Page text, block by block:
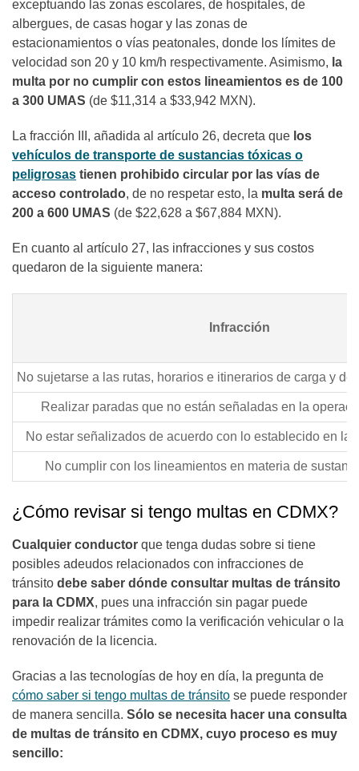
exceptuando las zonas escolares, de hospitales, de
albergues, de casas hogar y las zonas de
estacionamientos o vías peatonales, donde los límites de
velocidad son 20 y 10 km/h respectivamente. Asimismo, la
multa por no cumplir con estos lineamientos es de 100
a 300 UMAS (de $11,314 a $33,942 MXN).
La fracción III, añadida al artículo 26, decreta que los
vehículos de transporte de sustancias tóxicas o
peligrosas tienen prohibido circular por las vías de
acceso controlado, de no respetar esto, la multa será de
200 a 600 UMAS (de $22,628 a $67,884 MXN).
En cuanto al artículo 27, las infracciones y sus costos
quedaron de la siguiente manera:
Infracción
No sujetarse a las rutas, horarios e itinerarios de carga y
Realizar paradas que no están señaladas en la
No estar señalizados de acuerdo con lo establecido en
No cumplir con los lineamientos en materia de
¿Cómo revisar si tengo multas en CDMX?
Cualquier conductor que tenga dudas sobre si tiene
posibles adeudos relacionados con infracciones de
tránsito debe saber dónde consultar multas de tránsito
para la CDMX, pues una infracción sin pagar puede
impedir realizar trámites como la verificación vehicular o la
renovación de la licencia.
Gracias a las tecnologías de hoy en día, la pregunta de
cómo saber si tengo multas de tránsito se puede responder
de manera sencilla. Sólo se necesita hacer una consulta
de multas de tránsito en CDMX, cuyo proceso es muy
sencillo: